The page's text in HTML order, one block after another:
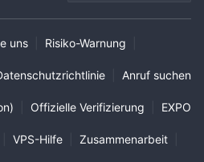
uns Risiko-Warnung
Anruf suchen
Offizielle Verifizierung EXPO
VPS-Hilfe Zusammenarbeit